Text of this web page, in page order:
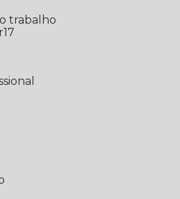
trabalho